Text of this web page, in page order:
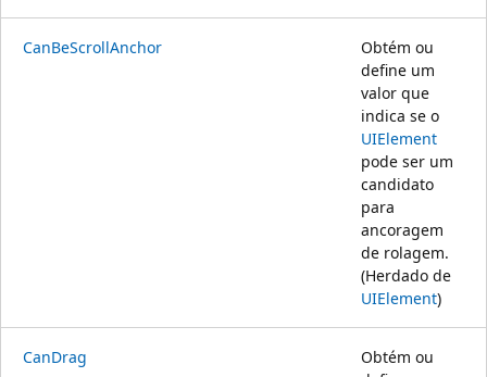
CanBeScrollAnchor
Obtém ou
define um
valor que
indica se o
UIElement
pode ser um
candidato
para
ancoragem
de rolagem.
(Herdado de
UIElement)
CanDrag
Obtém ou